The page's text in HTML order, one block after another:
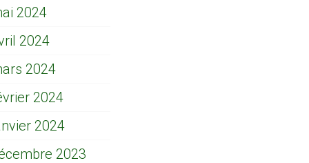
2024
2024
2024
2024
2024
2023